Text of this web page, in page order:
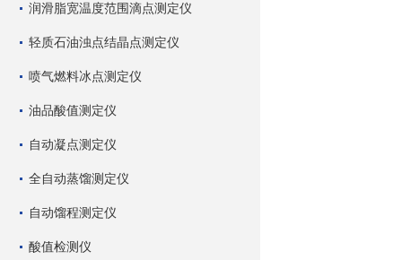
润滑脂宽温度范围滴点测定仪
轻质石油浊点结晶点测定仪
喷气燃料冰点测定仪
油品酸值测定仪
自动凝点测定仪
全自动蒸馏测定仪
自动馏程测定仪
酸值检测仪